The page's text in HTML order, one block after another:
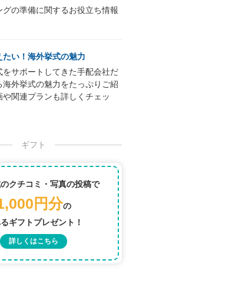
グの準備に関するお役立ち情報
い！海外挙式の魅力
をサポートしてきた手配会社だ
海外挙式の魅力をたっぷりご紹
関連プランも詳しくチェッ
ギフト
クチコミ・写真の投稿で
円分の
ギフトプレゼント！
詳しくはこちら